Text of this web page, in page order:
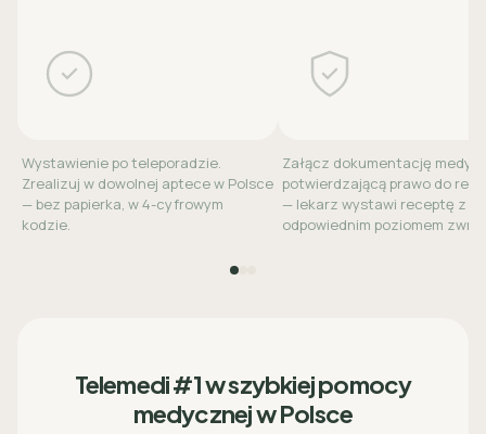
Wystawienie po teleporadzie.
Zrealizuj w dowolnej aptece w Polsce
— bez papierka, w 4-cyfrowym
kodzie.
Załącz dokumentację
potwierdzającą prawo do
— lekarz wystawi receptę z
odpowiednim poziomem
Telemedi #1 w szybkiej pomocy
medycznej w Polsce